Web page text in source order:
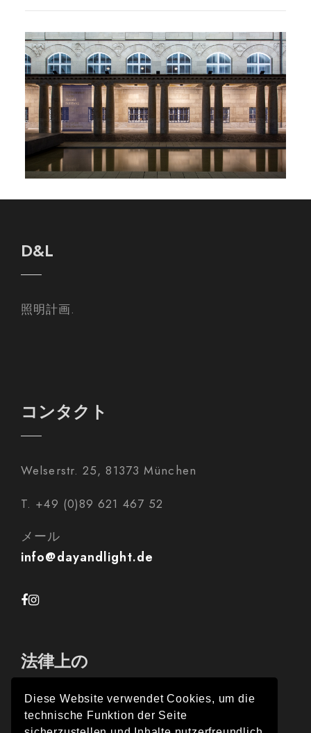
D&L
照明計画.
コンタクト
Welserstr. 25, 81373 München
T. +49 (0)89 621 467 52
メール
info@dayandlight.de
法律上の
インプレス
Diese Website verwendet Cookies, um die
technische Funktion der Seite